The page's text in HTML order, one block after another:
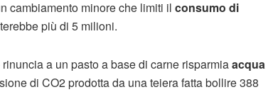
cambiamento minore che limiti il consumo di
più di 5 milioni.
a un pasto a base di carne risparmiaacqua
di CO2 prodotta da una teiera fatta bollire 388